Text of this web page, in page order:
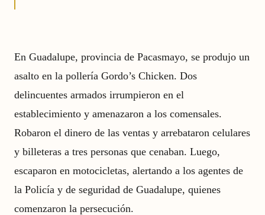
En Guadalupe, provincia de Pacasmayo, se produjo un
asalto en la pollería Gordo’s Chicken. Dos
delincuentes armados irrumpieron en el
establecimiento y amenazaron a los comensales.
Robaron el dinero de las ventas y arrebataron celulares
y billeteras a tres personas que cenaban. Luego,
escaparon en motocicletas, alertando a los agentes de
la Policía y de seguridad de Guadalupe, quienes
comenzaron la persecución.